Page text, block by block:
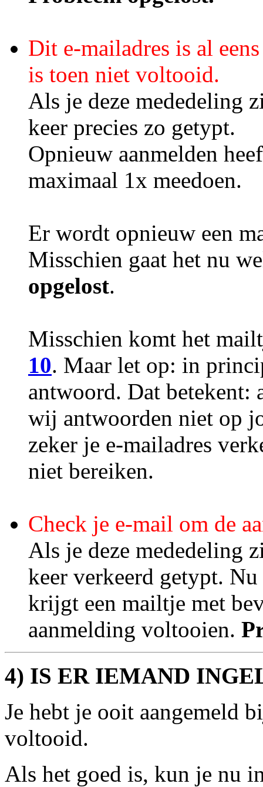
Dit e-mailadres is al
is toen niet voltooid.
Als je deze mededeling
keer precies zo getypt.
Opnieuw aanmelden
maximaal 1x meedoen.
Er wordt opnieuw een
Misschien gaat het nu
opgelost.
Misschien komt het
10. Maar let op: in
antwoord. Dat betekent:
wij antwoorden niet op
zeker je e-mailadres
niet bereiken.
Check je e-mail om de
Als je deze mededeling
keer verkeerd getypt.
krijgt een mailtje met
aanmelding voltooien.
4) IS ER IEMAND
Je hebt je ooit aangemeld
voltooid.
Als het goed is, kun je nu